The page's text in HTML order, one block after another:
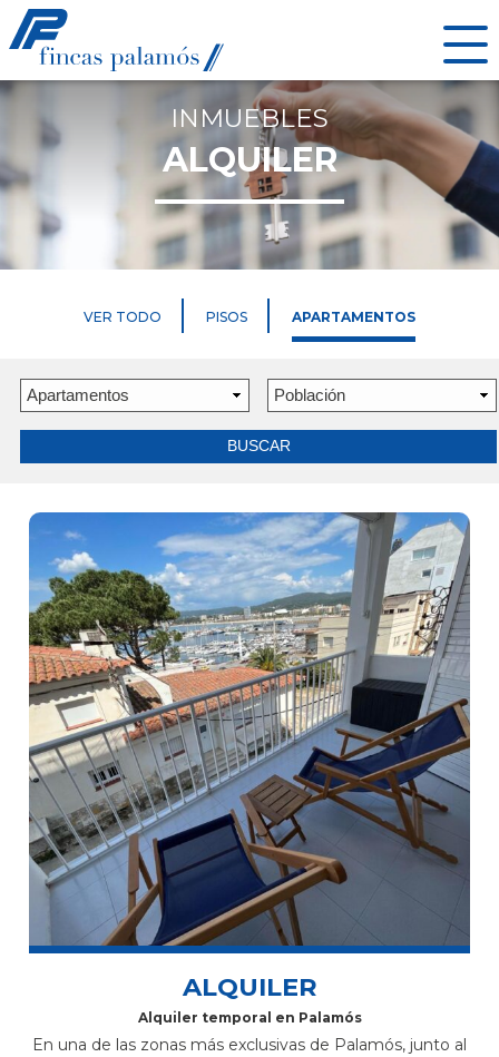
INMUEBLES
ALQUILER
VER TODO PISOS APARTAMENTOS
BUSCAR
ALQUILER
Alquiler temporal en Palamós
En una de las zonas más exclusivas de Palamós, junto al